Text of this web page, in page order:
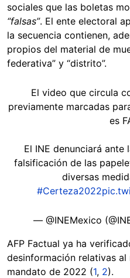
sociales que las boletas
“falsas”. El ente electoral
la secuencia contienen,
propios del material de
federativa” y “distrito”.
El video que circula
previamente marcadas
es
El INE denunciará
falsificación de las
diversas
#Certeza2022
— @INEMexico
AFP Factual ya ha
desinformación relativas
mandato de 2022 (1, 2).